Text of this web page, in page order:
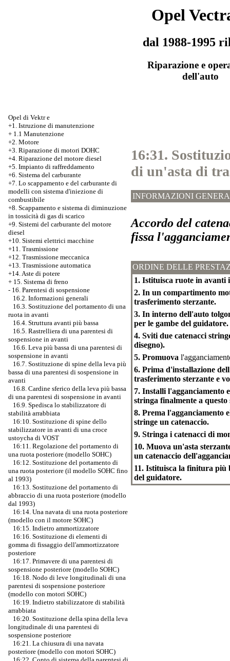
Opel
dal 1988-1995
Riparazione e
dell'auto
Opel di Vektr e
+1. Istruzione di manutenzione
+ 1.1 Manutenzione
+2. Motore
+3. Riparazione di motori DOHC
+4. Riparazione del motore diesel
+5. Impianto di raffreddamento
+6. Sistema del carburante
+7. Lo scappamento e del carburante di
modelli con sistema d'iniezione di
combustibile
+8. Scappamento e sistema di diminuzione
in tossicità di gas di scarico
+9. Sistemi del carburante del motore
diesel
+10. Sistemi elettrici macchine
+11. Trasmissione
+12. Trasmissione meccanica
+13. Trasmissione automatica
+14. Aste di potere
+ 15. Sistema di freno
- 16. Parentesi di sospensione
16.2. Informazioni generali
16.3. Sostituzione del portamento di una
ruota in avanti
16.4. Struttura avanti più bassa
16.5. Rastrelliera di una parentesi di
sospensione in avanti
16.6. Leva più bassa di una parentesi di
sospensione in avanti
16.7. Sostituzione di spine della leva più
bassa di una parentesi di sospensione in
avanti
16.8. Cardine sferico della leva più bassa
di una parentesi di sospensione in avanti
16.9. Spedisca lo stabilizzatore di
stabilità arrabbiata
16:10. Sostituzione di spine dello
stabilizzatore in avanti di una croce
ustoycha di VOST
16:11. Regolazione del portamento di
una ruota posteriore (modello SOHC)
16:12. Sostituzione del portamento di
una ruota posteriore (il modello SOHC fino
al 1993)
16:13. Sostituzione del portamento di
abbraccio di una ruota posteriore (modello
dal 1993)
16:14. Una navata di una ruota posteriore
(modello con il motore SOHC)
16:15. Indietro ammortizzatore
16:16. Sostituzione di elementi di
gomma di fissaggio dell'ammortizzatore
posteriore
16:17. Primavere di una parentesi di
sospensione posteriore (modello SOHC)
16:18. Nodo di leve longitudinali di una
parentesi di sospensione posteriore
(modello con motori SOHC)
16:19. Indietro stabilizzatore di stabilità
arrabbiata
16:20. Sostituzione della spina della leva
longitudinale di una parentesi di
sospensione posteriore
16:21. La chiusura di una navata
posteriore (modello con motori SOHC)
16:31.
di un'asta di
INFORMAZIONI
Accordo del
fissa
ORDINE DELLE
1. Istituisca ruote in avanti
2. In un compartimento
trasferimento sterzante.
3. In interno dell'auto
per le gambe del guidatore.
4. Sviti due catenacci
disegno).
5. Promuova
6. Prima d'installazione
trasferimento sterzante e
7. Installi l'agganciamento
stringa finalmente a questo
8. Prema l'agganciamento
stringe un catenaccio.
9. Stringa i catenacci di
10. Muova un'asta
un catenaccio
11. Istituisca la finitura più
del guidatore.